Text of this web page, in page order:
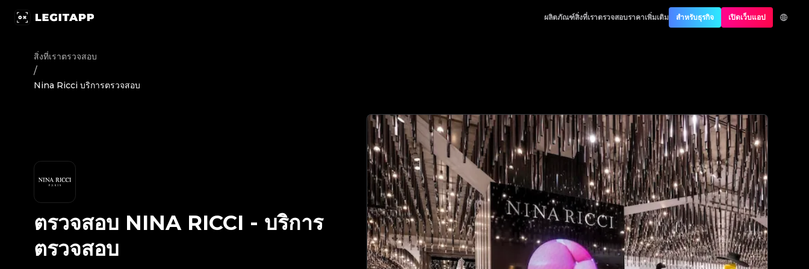
ผลิตภัณฑ์สิ่งที่เราตรวจสอบราคาเพิ่มเติม สำหรับธุรกิจ เปิดเว็บแอป
สิ่งที่เราตรวจสอบ
/
Nina Ricci บริการตรวจสอบ
ตรวจสอบ NINA RICCI - บริการ
ตรวจสอบ